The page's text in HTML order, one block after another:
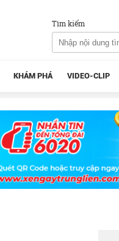
Tìm kiếm
KHÁM PHÁ VIDEO-CLIP